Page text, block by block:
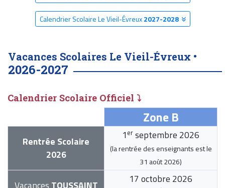
Calendrier Scolaire Le Vieil-Évreux2027-2028
Vacances Scolaires Le Vieil-Évreux •
2026-2027
Calendrier Scolaire Officiel ⤵
Zone B
Rentrée Scolaire
2026
1 er septembre 2026
(la rentrée des enseignants est le
31 août 2026)
17 octobre 2026